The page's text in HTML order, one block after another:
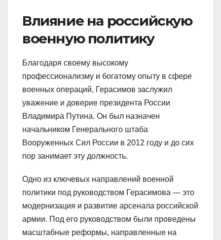
Влияние на российскую
военную политику
Благодаря своему высокому
профессионализму и богатому опыту в сфере
военных операций, Герасимов заслужил
уважение и доверие президента России
Владимира Путина. Он был назначен
начальником Генерального штаба
Вооруженных Сил России в 2012 году и до сих
пор занимает эту должность.
Одно из ключевых направлений военной
политики под руководством Герасимова — это
модернизация и развитие арсенала российской
армии. Под его руководством были проведены
масштабные реформы, направленные на